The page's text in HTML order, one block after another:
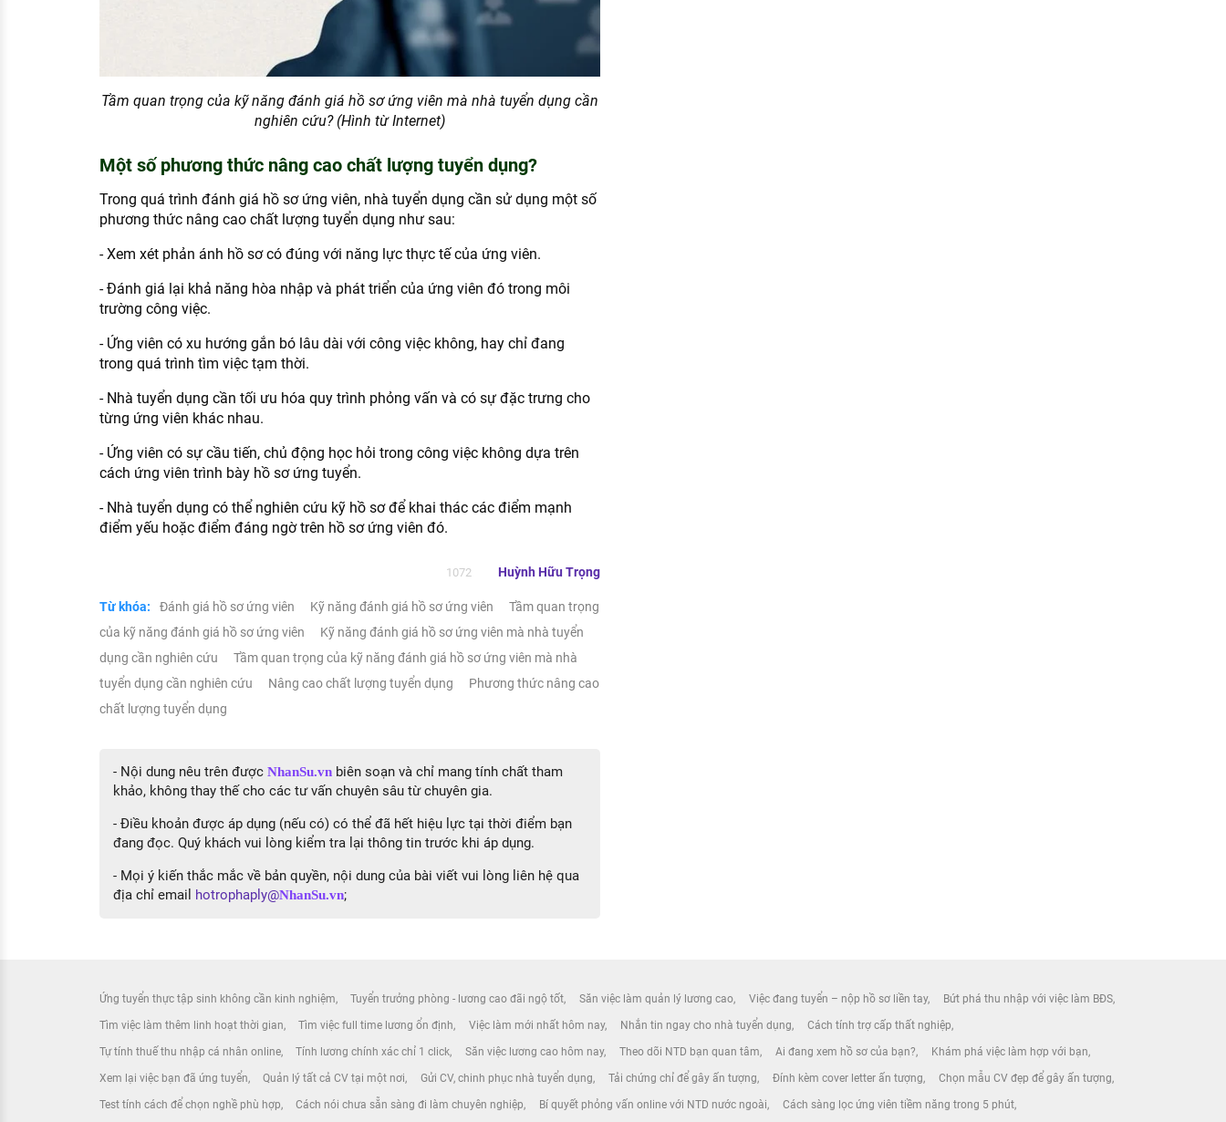
Tầm‍ quan‍ trọng‍ của‍ kỹ‍ năng‍ đánh‍ giá‍ hồ‍ sơ‍ ứng‍ viên‍ mà nhà tuyển dụng cần
nghiên cứu? (Hình từ Internet)
Một số phương thức nâng cao chất lượng tuyển dụng?
Trong quá trình đánh giá hồ sơ ứng viên, nhà tuyển dụng cần sử dụng một số
phương thức nâng cao chất lượng tuyển dụng như sau:
- Xem xét phản ánh hồ sơ có đúng với năng lực thực tế của ứng viên.
- Đánh giá lại khả năng hòa nhập và phát triển của ứng viên đó trong môi
trường công việc.
- Ứng viên có xu hướng gắn bó lâu dài với công việc không, hay chỉ đang
trong quá trình tìm việc tạm thời.
- Nhà tuyển dụng cần tối ưu hóa quy trình phỏng vấn và có sự đặc trưng cho
từng ứng viên khác nhau.
- Ứng viên có sự cầu tiến, chủ động học hỏi trong công việc không dựa trên
cách ứng viên trình bày hồ sơ ứng tuyển.
- Nhà tuyển dụng có thể nghiên cứu kỹ hồ sơ để khai thác các điểm mạnh
điểm yếu hoặc điểm đáng ngờ trên hồ sơ ứng viên đó.
1072 Huỳnh Hữu Trọng
Từ khóa: Đánh‍ giá‍ hồ‍ sơ‍ ứng‍ viên‍ Kỹ‍ năng‍ đánh‍ giá‍ hồ‍ sơ‍ ứng‍ viên‍
Tầm‍ quan‍ trọng‍
của‍ kỹ‍ năng‍ đánh‍ giá‍ hồ‍ sơ‍ ứng‍ viên‍
Kỹ‍ năng‍ đánh‍ giá‍ hồ‍ sơ‍ ứng‍ viên‍ mà nhà tuyển
dụng cần nghiên cứu
Tầm‍ quan‍ trọng‍ của‍ kỹ‍ năng‍ đánh‍ giá‍ hồ‍ sơ‍ ứng‍ viên‍ mà nhà
tuyển dụng cần nghiên cứu
Nâng cao chất lượng tuyển dụng
Phương thức nâng cao
chất lượng tuyển dụng
- Nội dung nêu trên được NhanSu.vnbiên soạn và chỉ mang tính chất tham
khảo, không thay thế cho các tư vấn chuyên sâu từ chuyên gia.
- Điều khoản được áp dụng (nếu có) có thể đã hết hiệu lực tại thời điểm bạn
đang đọc. Quý khách vui lòng kiểm tra lại thông tin trước khi áp dụng.
- Mọi ý kiến thắc mắc về bản quyền, nội dung của bài viết vui lòng liên hệ qua
địa chỉ email
hotrophaply@NhanSu.vn;
Ứng tuyển thực tập sinh không cần kinh nghiệm Tuyển trưởng phòng - lương cao đãi ngộ tốt Săn việc làm quản lý lương cao Việc đang tuyển – nộp hồ sơ liền tay Bứt phá thu nhập với việc làm BĐS
Tìm việc làm thêm linh hoạt thời gian Tìm việc full time lương ổn định Việc làm mới nhất hôm nay Nhắn tin ngay cho nhà tuyển dụng Cách tính trợ cấp thất nghiệp
Tự tính thuế thu nhập cá nhân online Tính lương chính xác chỉ 1 click Săn việc lương cao hôm nay Theo dõi NTD bạn quan tâm Ai đang xem hồ sơ của bạn? Khám phá việc làm hợp với bạn
Xem lại việc bạn đã ứng tuyển Quản lý tất cả CV tại một nơi Gửi CV, chinh phục nhà tuyển dụng Tải chứng chỉ để gây ấn tượng Đính kèm cover letter ấn tượng Chọn mẫu CV đẹp để gây ấn tượng
Test tính cách để chọn nghề phù hợp Cách nói chưa sẵn sàng đi làm chuyên nghiệp Bí quyết phỏng vấn online với NTD nước ngoài Cách sàng lọc ứng viên tiềm năng trong 5 phút